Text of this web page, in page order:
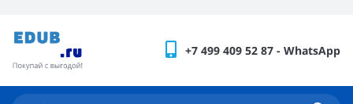
+7 499 409 52 87 - WhatsApp